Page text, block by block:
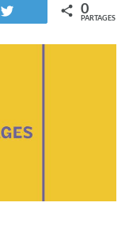
Tweetez 0
PARTAGES